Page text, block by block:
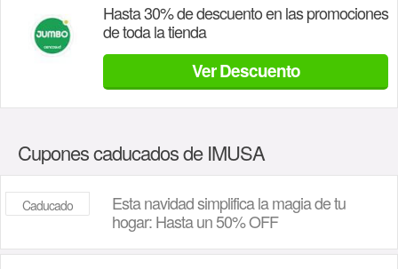
Hasta 30% de descuento en las promociones
de toda la tienda
Ver Descuento
Cupones caducados de IMUSA
Esta navidad simplifica la magia de tu
hogar: Hasta un 50% OFF
Caducado